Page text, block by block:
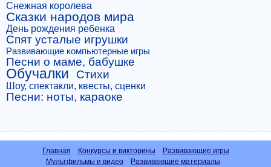
Снежная королева
Сказки народов мира
День рождения ребенка
Спят усталые игрушки
Развивающие компьютерные игры
Песни о маме, бабушке
Обучалки Стихи
Шоу, спектакли, квесты, сценки
Песни: ноты, караоке
Главная Конкурсы и викторины
Развивающие игры
Мультфильмы и видео
Развивающие материалы